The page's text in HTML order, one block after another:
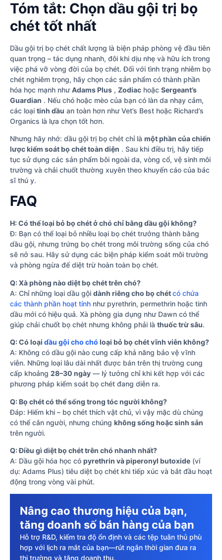
Tóm tắt: Chọn dầu gội trị bọ
chét tốt nhất
Dầu gội trị bọ chét chất lượng là biện pháp phòng vệ đầu tiên
quan trọng – tác dụng nhanh, đôi khi dịu nhẹ và hữu ích trong
việc phá vỡ vòng đời của bọ chét. Đối với tình trạng nhiễm bọ
chét nghiêm trọng, hãy chọn các sản phẩm có thành phần
hóa học mạnh nhưAdams Plus , Zodiac hoặc Sergeant’s
Guardian . Nếu chó hoặc mèo của bạn có làn da nhạy cảm,
các loại tinh dầu an toàn hơn như Vet’s Best hoặc Richard’s
Organics là lựa chọn tốt hơn.
Nhưng hãy nhớ: dầu gội trị bọ chét chỉ là một phần của chiến
lược kiểm soát bọ chét toàn diện . Sau khi điều trị, hãy tiếp
tục sử dụng các sản phẩm bôi ngoài da, vòng cổ, vệ sinh môi
trường và chải chuốt thường xuyên theo khuyến cáo của bác
sĩ thú y.
FAQ
H: Có thể loại bỏ bọ chét ở chó chỉ bằng dầu gội không?
Đ: Bạn có thể loại bỏ nhiều loại bọ chét trưởng thành bằng
dầu gội, nhưng trứng bọ chét trong môi trường sống của chó
sẽ nở sau. Hãy sử dụng các biện pháp kiểm soát môi trường
và phòng ngừa để diệt trừ hoàn toàn bọ chét.
Q: Xà phòng nào diệt bọ chét trên chó?
A: Chỉ những loại dầu gội dành riêng cho bọ chétcó chứa
các thành phần hoạt tính như pyrethrin, permethrin hoặc tinh
dầu mới có hiệu quả. Xà phòng gia dụng như Dawn có thể
giúp chải chuốt bọ chét nhưng không phải là thuốc trừ sâu.
Q: Có loại dầu gội cho chó loại bỏ bọ chét vĩnh viễn không?
A: Không có dầu gội nào cung cấp khả năng bảo vệ vĩnh
viễn. Những loại lâu dài nhất được bán trên thị trường cung
cấp khoảng 28–30 ngày — lý tưởng chỉ khi kết hợp với các
phương pháp kiểm soát bọ chét đang diễn ra.
Q: Bọ chét có thể sống trong tóc người không?
Đáp: Hiếm khi – bọ chét thích vật chủ, vì vậy mặc dù chúng
có thể cắn người, nhưng chúng không sống hoặc sinh sản
trên người.
Q: Điều gì diệt bọ chét trên chó nhanh nhất?
A: Dầu gội hóa học có pyrethrin và piperonyl butoxide (ví
dụ: Adams Plus) tiêu diệt bọ chét khi tiếp xúc và bắt đầu hoạt
động trong vòng vài phút.
Nâng cao thương hiệu của bạn,
tăng doanh số bán hàng của bạn
Hỗ trợ R&D, kiểm tra độ ổn định và các tệp tuân thủ phù
hợp với lịch ra mắt của bạn—rút ngắn thời gian đưa ra
thị trường và tăng doanh thu.